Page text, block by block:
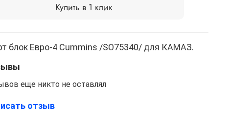
Купить в 1 клик
блок Евро-4 Cummins /SO75340/ для КАМАЗ.
еще никто не оставлял
отзыв